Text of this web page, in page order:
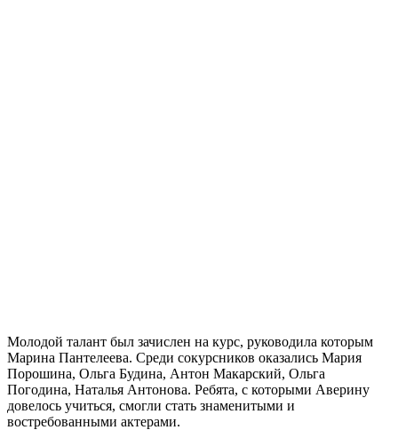
Молодой талант был зачислен на курс, руководила которым
Марина Пантелеева. Среди сокурсников оказались Мария
Порошина, Ольга Будина, Антон Макарский, Ольга
Погодина, Наталья Антонова. Ребята, с которыми Аверину
довелось учиться, смогли стать знаменитыми и
востребованными актерами.